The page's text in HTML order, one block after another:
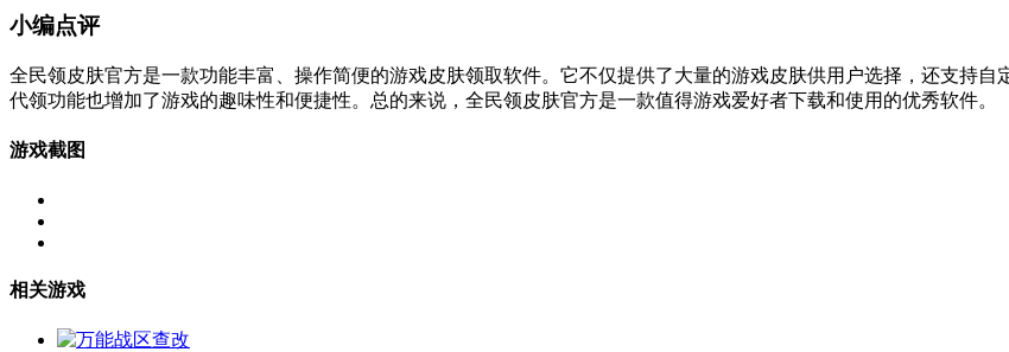
小编点评
全民领皮肤官方是一款功能丰富、操作简便的游戏皮肤领取软件。它不仅提供了大量的游戏皮肤供用户选择，还支持
代领功能也增加了游戏的趣味性和便捷性。总的来说，全民领皮肤官方是一款值得游戏爱好者下载和使用的优秀软件。
游戏截图
相关游戏